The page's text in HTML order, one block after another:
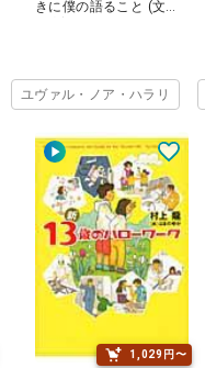
きに僕の語ること (文春
ユヴァル・ノア・ハラリ
1,029円〜